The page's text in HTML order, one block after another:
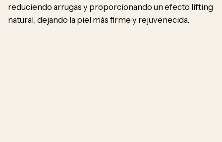
reduciendo arrugas y proporcionando un efecto lifting
natural, dejando la piel más firme y rejuvenecida.